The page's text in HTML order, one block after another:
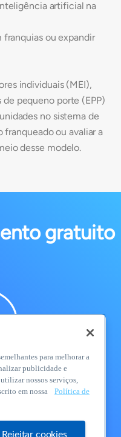
artificial na
franquias ou expandir
individuais (MEI),
pequeno porte (EPP)
no sistema de
franqueado ou avaliar a
desse modelo.
gratuito
para melhorar a
publicidade e
nossos serviços,
em nossa
Política de
Rejeitar cookies